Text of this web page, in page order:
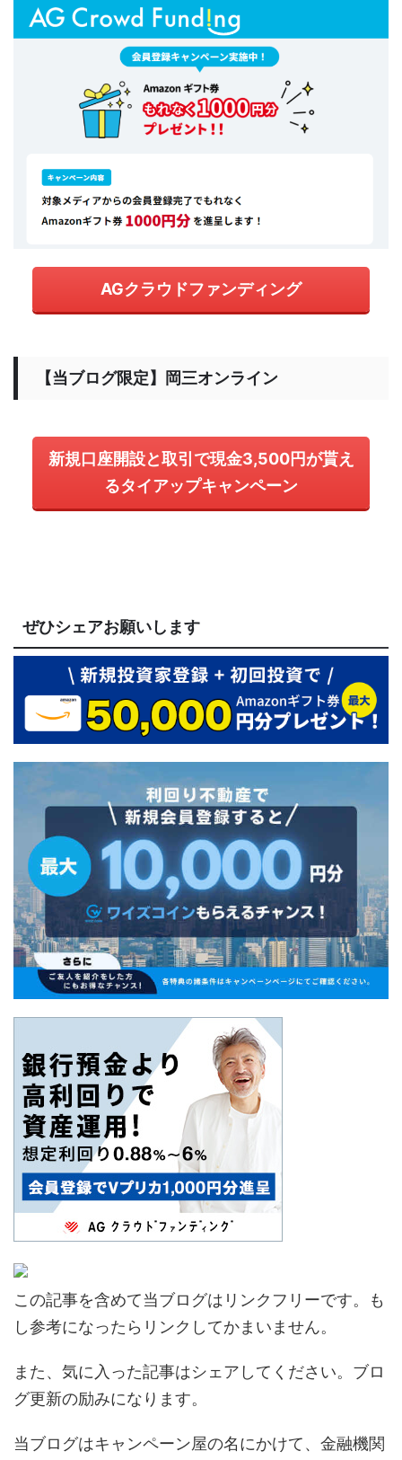
AGクラウドファンディング
【当ブログ限定】岡三オンライン
新規口座開設と取引で現金3,500円が貰え
るタイアップキャンペーン
ぜひシェアお願いします
この記事を含めて当ブログはリンクフリーです。も
し参考になったらリンクしてかまいません。
また、気に入った記事はシェアしてください。ブロ
グ更新の励みになります。
当ブログはキャンペーン屋の名にかけて、金融機関